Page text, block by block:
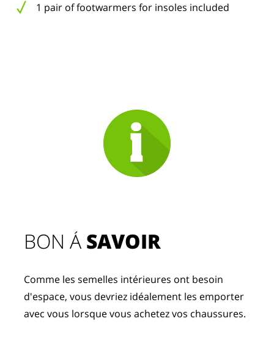
1 pair of footwarmers for insoles included
BON Á SAVOIR
Comme les semelles intérieures ont besoin
d'espace, vous devriez idéalement les emporter
avec vous lorsque vous achetez vos chaussures.